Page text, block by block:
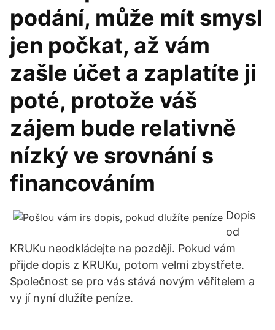
podání, může mít smysl
jen počkat, až vám
zašle účet a zaplatíte ji
poté, protože váš
zájem bude relativně
nízký ve srovnání s
financováním
Dopis
od
KRUKu neodkládejte na později. Pokud vám
přijde dopis z KRUKu, potom velmi zbystřete.
Společnost se pro vás stává novým věřitelem a
vy jí nyní dlužíte peníze.